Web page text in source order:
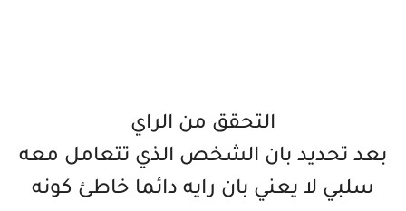
التحقق من الراي
بعد تحديد بان الشخص الذي تتعامل معه
سلبي لا يعني بان رايه دائما خاطئ كونه